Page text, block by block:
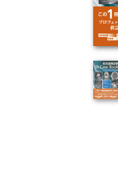
衛生・公